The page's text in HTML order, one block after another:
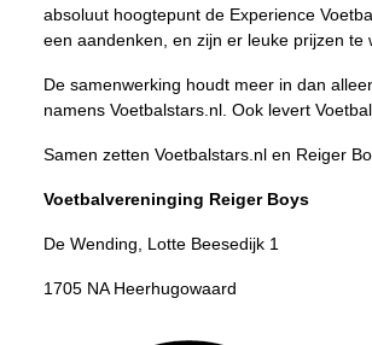
absoluut hoogtepunt de Experience
een aandenken, en zijn er leuke prijzen te
De samenwerking houdt meer in dan
namens Voetbalstars.nl. Ook levert
Samen zetten Voetbalstars.nl en Reiger
Voetbalvereninging Reiger Boys
De Wending, Lotte Beesedijk 1
1705 NA Heerhugowaard